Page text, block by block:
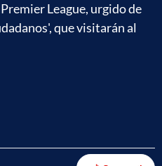
League, urgido de
que visitarán al